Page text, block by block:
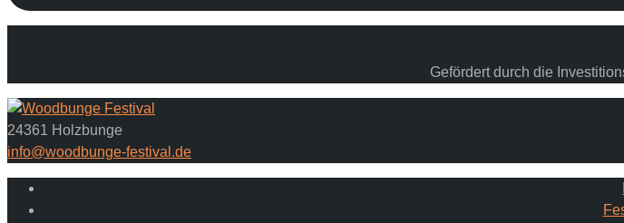
Gefördert durch die
24361 Holzbunge
info@woodbunge-festival.de